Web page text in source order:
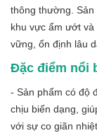
thông thường. Sản
khu vực ẩm ướt
vững, ổn định lâu
Đặc điểm nổi
- Sản phẩm có độ
chịu biến dạng,
với sự co giãn